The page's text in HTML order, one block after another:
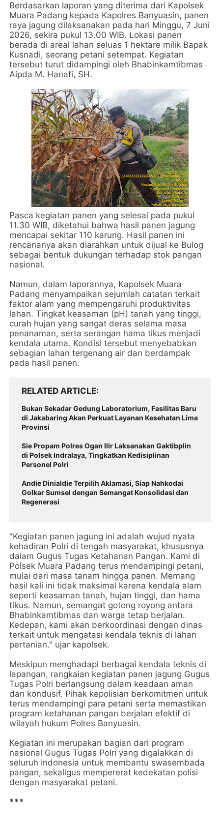
Berdasarkan laporan yang diterima dari Kapolsek
Muara Padang kepada Kapolres Banyuasin, panen
raya jagung dilaksanakan pada hari Minggu, 7 Juni
2026, sekira pukul 13.00 WIB. Lokasi panen
berada di areal lahan seluas 1 hektare milik Bapak
Kusnadi, seorang petani setempat. Kegiatan
tersebut turut didampingi oleh Bhabinkamtibmas
Aipda M. Hanafi, SH.
Pasca kegiatan panen yang selesai pada pukul
11.30 WIB, diketahui bahwa hasil panen jagung
mencapai sekitar 110 karung. Hasil panen ini
rencananya akan diarahkan untuk dijual ke Bulog
sebagai bentuk dukungan terhadap stok pangan
nasional.
Namun, dalam laporannya, Kapolsek Muara
Padang menyampaikan sejumlah catatan terkait
faktor alam yang mempengaruhi produktivitas
lahan. Tingkat keasaman (pH) tanah yang tinggi,
curah hujan yang sangat deras selama masa
penanaman, serta serangan hama tikus menjadi
kendala utama. Kondisi tersebut menyebabkan
sebagian lahan tergenang air dan berdampak
pada hasil panen.
RELATED ARTICLE
Bukan Sekadar Gedung Laboratorium, Fasilitas Baru
di Jakabaring Akan Perkuat Layanan Kesehatan Lima
Provinsi
Sie Propam Polres Ogan Ilir Laksanakan Gaktibplin
di Polsek Indralaya, Tingkatkan Kedisiplinan
Personel Polri
Andie Dinialdie Terpilih Aklamasi, Siap Nahkodai
Golkar Sumsel dengan Semangat Konsolidasi dan
Regenerasi
"Kegiatan panen jagung ini adalah wujud nyata
kehadiran Polri di tengah masyarakat, khususnya
dalam Gugus Tugas Ketahanan Pangan. Kami di
Polsek Muara Padang terus mendampingi petani,
mulai dari masa tanam hingga panen. Memang
hasil kali ini tidak maksimal karena kendala alam
seperti keasaman tanah, hujan tinggi, dan hama
tikus. Namun, semangat gotong royong antara
Bhabinkamtibmas dan warga tetap berjalan.
Kedepan, kami akan berkoordinasi dengan dinas
terkait untuk mengatasi kendala teknis di lahan
pertanian." ujar kapolsek.
Meskipun menghadapi berbagai kendala teknis di
lapangan, rangkaian kegiatan panen jagung Gugus
Tugas Polri berlangsung dalam keadaan aman
dan kondusif. Pihak kepolisian berkomitmen untuk
terus mendampingi para petani serta memastikan
program ketahanan pangan berjalan efektif di
wilayah hukum Polres Banyuasin.
Kegiatan ini merupakan bagian dari program
nasional Gugus Tugas Polri yang digalakkan di
seluruh Indonesia untuk membantu swasembada
pangan, sekaligus mempererat kedekatan polisi
dengan masyarakat petani.
***